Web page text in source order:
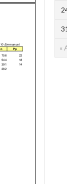
«
31